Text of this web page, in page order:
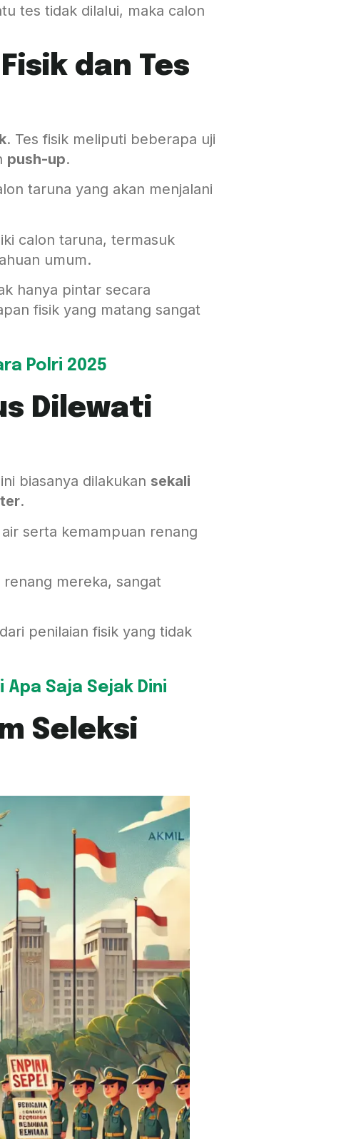
tes tidak dilalui, maka calon
dan Tes
. Tes fisik meliputi beberapa uji
push-up.
taruna yang akan menjalani
calon taruna, termasuk
umum.
hanya pintar secara
fisik yang matang sangat
Polri 2025
Dilewati
biasanya dilakukan sekali
.
serta kemampuan renang
mereka, sangat
penilaian fisik yang tidak
Apa Saja Sejak Dini
Seleksi